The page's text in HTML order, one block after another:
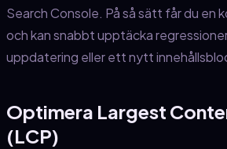
Search Console. På så sätt får du en
och kan snabbt upptäcka
uppdatering eller ett nytt
Optimera Largest
(LCP)